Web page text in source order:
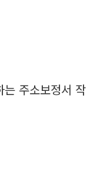
는 주소보정서 작